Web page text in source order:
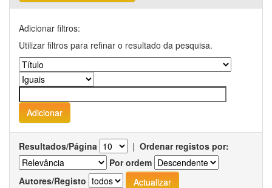
Adicionar filtros:
Utilizar filtros para refinar o resultado da pesquisa.
Resultados/Página | Ordenar registos por:
Por ordem
Autores/Registo